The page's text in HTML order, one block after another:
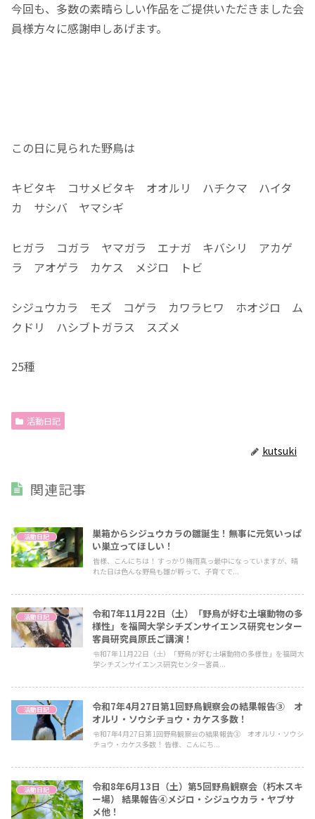
今回も、多数の素晴らしい作品をご提供いただきました会
員様方々に感謝申しあげます。
この日に見られた野鳥は
キビタキ コサメビタキ オオルリ ハチクマ ハイタ
カ サシバ ヤマシギ
ヒガラ コガラ ヤマガラ エナガ キバシリ アカゲ
ラ アオゲラ カケス メジロ トビ
シジュウカラ モズ コゲラ カワラヒワ ホオジロ ム
クドリ ハシブトガラス スズメ
25種
活動日記
kutsuki
関連記事
活動日記
巣箱からシジュウカラの雛誕生！無事に元気いっぱ
い巣立ってほしい！
皆様、こんにちは！ すっかり梅雨真っ最中になっていますが、晴
れた日は色んな野鳥も雛が孵って、子育てで...
活動日記
令和7年11月22日（土）「野鳥が好む土壌動物の多
様性」を福岡大学シチズンサイエンス研究センター
客員研究員原氏ご講演！
令和7年11月22日（土）「野鳥が好む土壌動物の多様性」を福岡大
学シチズンサイエンス研究センター客員...
活動日記
令和7年4月27日第1回野鳥観察会の結果報告③ オ
オルリ・ソウシチョウ・カケス多数！
令和7年4月27日第1回野鳥観察会の結果報告③ オオルリ・ソウシ
チョウ・カケス多数！ 皆様、こんにち...
活動日記
令和8年6月13日（土）第5回野鳥観察会（朽木スキ
ー場） 結果報告④メジロ・シジュウカラ・ヤブサ
メ他！